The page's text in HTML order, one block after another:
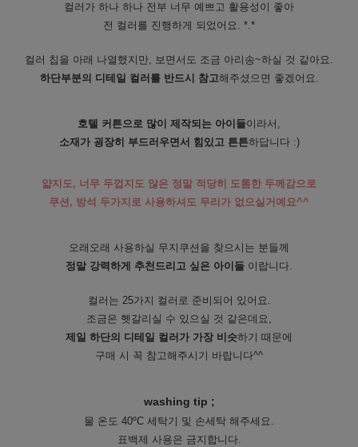
컬러가 하나 하나 전부 너무 예쁘고 활용성이 좋아
전 컬러를 진행하게 되었어요. *.*
컬러 칩을 아래 나열했지만, 보면서도 조금 아리송~하실 것 같아요.
하단부분의 디테일 컬러를 반드시 참고해주셨으면 좋겠어요.
호텔 커튼으로 많이 제작되는 아이들이라서,
소재가 굉장히 부드러우면서 힘있고 튼튼하답니다 :)
얇지도, 너무 두껍지도 않은 정말 적당히 도톰한 두께감으로
쿠션, 방석 두가지로 사용하셔도 무리가 없으실거예요^^
오래오래 사용하실 무지쿠션을 찾으시는 분들께
정말 강력하게 추천드리고 싶은 아이들 이랍니다.
컬러는 25가지 컬러로 준비되어 있어요.
조금은 헷갈리실 수 있으실 것 같은데요,
제일 하단의 디테일 컬러가 가장 비슷하기 때문에
구매 시 꼭 참고해주시기 바랍니다^^
washing tip ;
물 온도 40ºC 세탁기 및 손세탁 해주세요.
표백제 사용은 금지합니다.